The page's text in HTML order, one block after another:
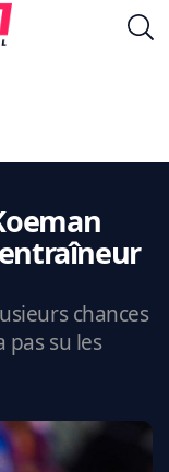
chances
pas su les